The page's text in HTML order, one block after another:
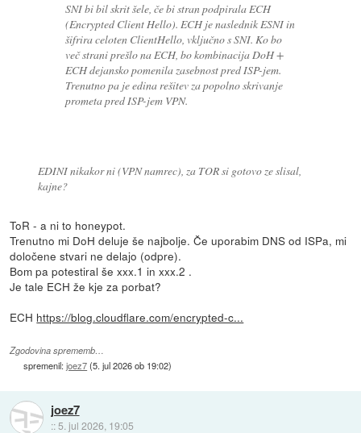
SNI bi bil skrit šele, če bi stran podpirala ECH
(Encrypted Client Hello). ECH je naslednik ESNI in
šifrira celoten ClientHello, vključno s SNI. Ko bo
več strani prešlo na ECH, bo kombinacija DoH +
ECH dejansko pomenila zasebnost pred ISP-jem.
Trenutno pa je edina rešitev za popolno skrivanje
prometa pred ISP-jem VPN.
EDINI nikakor ni (VPN namrec), za TOR si gotovo ze slisal,
kajne?
ToR - a ni to honeypot.
Trenutno mi DoH deluje še najbolje. Če uporabim DNS od ISPa, mi
določene stvari ne delajo (odpre).
Bom pa potestiral še xxx.1 in xxx.2 .
Je tale ECH že kje za porbat?
ECH https://blog.cloudflare.com/encrypted-c...
Zgodovina sprememb…
spremenil:joez7(5. jul 2026 ob 19:02)
joez7
:: 5. jul 2026, 19:05